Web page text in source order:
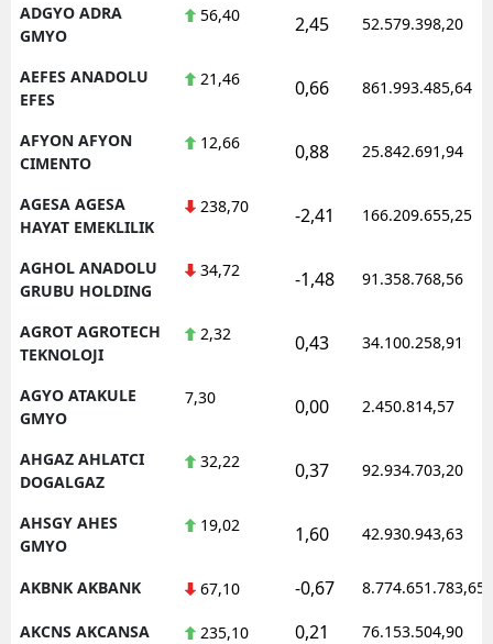
ADGYO ADRA
GMYO
56,40 2,45 52.579.398,20
AEFES ANADOLU
EFES
21,46 0,66 861.993.485,64
AFYON AFYON
CIMENTO
12,66 0,88 25.842.691,94
AGESA AGESA
HAYAT EMEKLILIK
238,70 -2,41 166.209.655,25
AGHOL ANADOLU
GRUBU HOLDING
34,72 -1,48 91.358.768,56
AGROT AGROTECH
TEKNOLOJI
2,32 0,43 34.100.258,91
AGYO ATAKULE
GMYO
7,30 0,00 2.450.814,57
AHGAZ AHLATCI
DOGALGAZ
32,22 0,37 92.934.703,20
AHSGY AHES
GMYO
19,02 1,60 42.930.943,63
AKBNK AKBANK 67,10 -0,67 8.774.651.783,65
AKCNS AKCANSA 235,10 0,21 76.153.504,90